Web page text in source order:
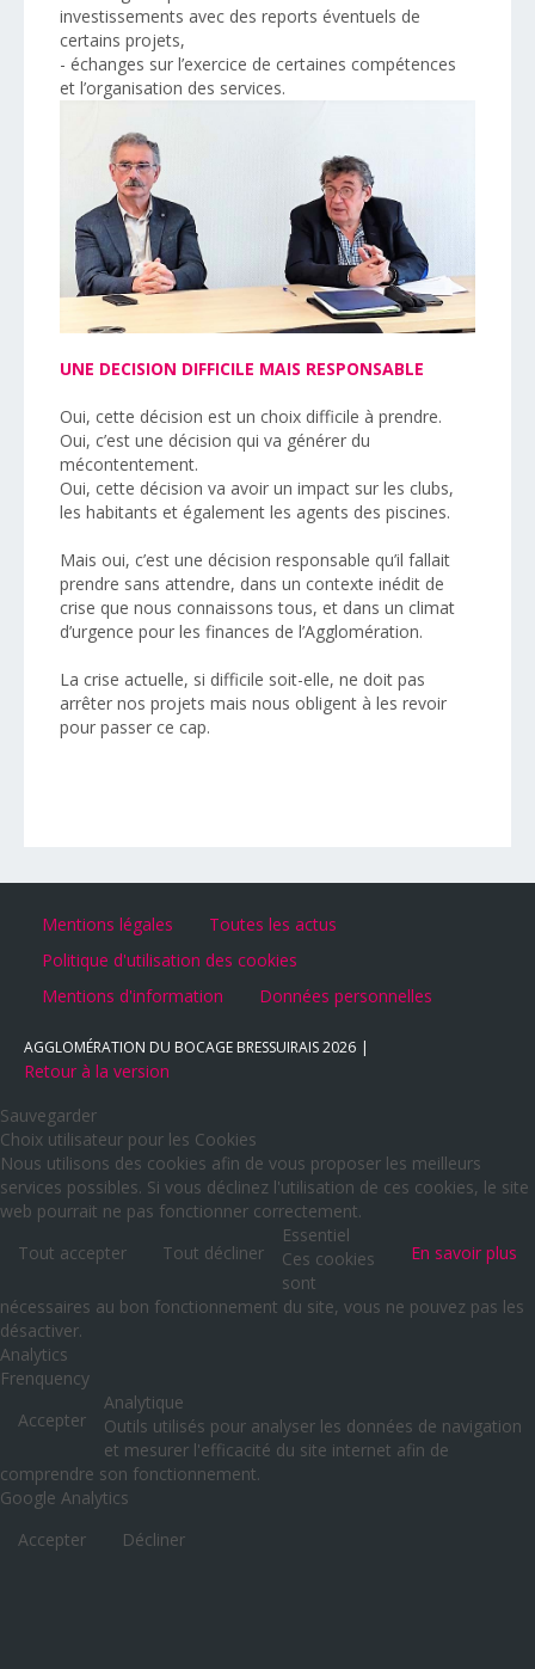
investissements avec des reports éventuels de
certains projets,
- échanges sur l’exercice de certaines compétences
et l’organisation des services.
UNE DECISION DIFFICILE MAIS RESPONSABLE
Oui, cette décision est un choix difficile à prendre.
Oui, c’est une décision qui va générer du
mécontentement.
Oui, cette décision va avoir un impact sur les clubs,
les habitants et également les agents des piscines.
Mais oui, c’est une décision responsable qu’il fallait
prendre sans attendre, dans un contexte inédit de
crise que nous connaissons tous, et dans un climat
d’urgence pour les finances de l’Agglomération.
La crise actuelle, si difficile soit-elle, ne doit pas
arrêter nos projets mais nous obligent à les revoir
pour passer ce cap.
Mentions légales
Toutes les actus
Politique d'utilisation des cookies
Mentions d'information
Données personnelles
AGGLOMÉRATION DU BOCAGE BRESSUIRAIS2026
Retour à la version
Sauvegarder
Choix utilisateur pour les Cookies
Nous utilisons des cookies afin de vous proposer les meilleurs
services possibles. Si vous déclinez l'utilisation de ces cookies, le site
web pourrait ne pas fonctionner correctement.
Tout accepter
Tout décliner En savoir plus
Essentiel
Ces cookies
sont
nécessaires au bon fonctionnement du site, vous ne pouvez pas les
désactiver.
Analytics
Frenquency
Accepter
Analytique
Outils utilisés pour analyser les données de navigation
et mesurer l'efficacité du site internet afin de
comprendre son fonctionnement.
Google Analytics
Accepter
Décliner